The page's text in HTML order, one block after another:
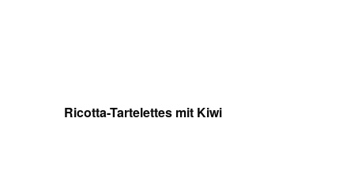
Ricotta-Tartelettes mit Kiwi